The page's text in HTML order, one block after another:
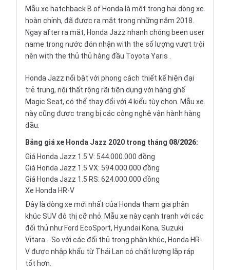
Mẫu xe hatchback B of Honda là một trong hai dòng xe
hoàn chỉnh, đã được ra mắt trong những năm 2018.
Ngay after ra mắt, Honda Jazz nhanh chóng been user
name trong nước đón nhận with the số lượng vượt trội
nên with the thủ thủ hàng đầu Toyota Yaris .
Honda Jazz nổi bật với phong cách thiết kế hiện đại
trẻ trung, nội thất rộng rãi tiện dụng với hàng ghế
Magic Seat, có thể thay đổi với 4 kiểu tùy chọn. Mẫu xe
này cũng được trang bị các công nghệ vận hành hàng
đầu.
Bảng giá xe Honda Jazz 2020 trong tháng 08/2026:
Giá Honda Jazz 1.5 V: 544.000.000 đồng
Giá Honda Jazz 1.5 VX: 594.000.000 đồng
Giá Honda Jazz 1.5 RS: 624.000.000 đồng
Xe Honda HR-V
Đây là dòng xe mới nhất của Honda tham gia phân
khúc SUV đô thị cỡ nhỏ. Mẫu xe này cạnh tranh với các
đối thủ như Ford EcoSport, Hyundai Kona, Suzuki
Vitara… So với các đối thủ trong phân khúc, Honda HR-
Vđược nhập khẩu từ Thái Lan có chất lượng lắp ráp
tốt hơn.